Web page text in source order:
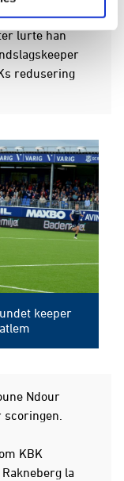
Alvheim
lurte han
redusering
keeper
Ndour
KBK
la